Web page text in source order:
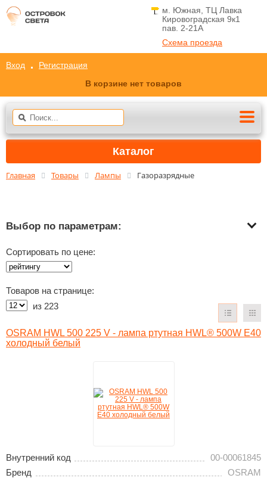
м. Южная, ТЦ Лавка
Кировоградская 9к1
пав. 2-21A
Схема проезда
Вход
Регистрация
В корзине нет товаров
Каталог
Главная Товары Лампы Газоразрядные
Выбор по параметрам:
Сортировать по цене:
Товаров на странице:
из 223
OSRAM HWL 500 225 V - лампа ртутная HWL® 500W E40
холодный белый
Внутренний код
00-00061845
Бренд
OSRAM